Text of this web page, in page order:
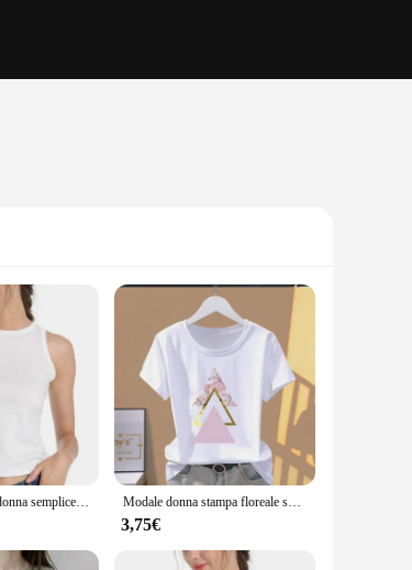
Top oversize per donna semplice Retro Hiphop Cross maglietta a maniche corte da uomo top larghi vestiti larghi estivi T-Shirt Y2k Modale donna stampa floreale sport moda Casual esplosivo manica corta T-Shirt grafica magliette abbigliamento donna maglietta oversize
3,75€